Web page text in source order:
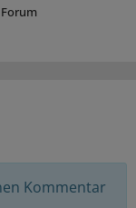
Kommentar